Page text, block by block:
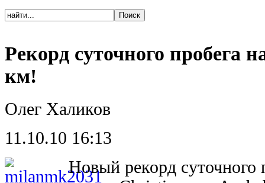
Рекорд суточного пробега
км!
Олег Халиков
11.10.10 16:13
Новый рекорд суточного